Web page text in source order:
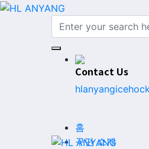
Contact Us
홈
구단 소개